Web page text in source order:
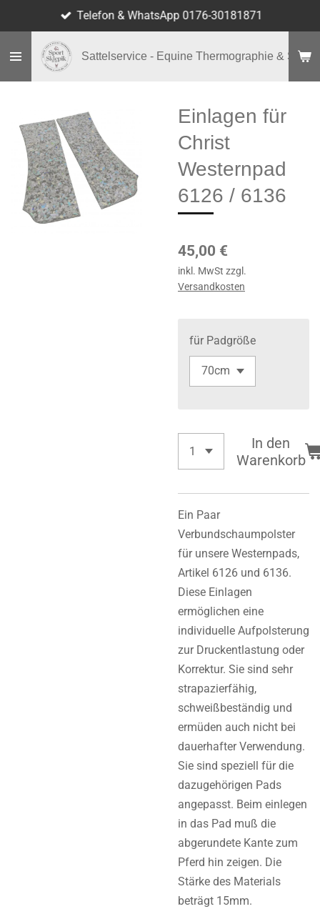
Hauptinhalt
springen
Sattelservice - Equine Thermographie & Shop
Telefon & WhatsApp 0176-30181871
Einlagen für
Christ
Westernpad
6126 / 6136
45,00 €
inkl. MwSt zzgl.
Versandkosten
für Padgröße
In den
Warenkorb
Ein Paar
Verbundschaumpolster
für unsere Westernpads,
Artikel 6126 und 6136.
Diese Einlagen
ermöglichen eine
individuelle Aufpolsterung
zur Druckentlastung oder
Korrektur. Sie sind sehr
strapazierfähig,
schweißbeständig und
ermüden auch nicht bei
dauerhafter Verwendung.
Sie sind speziell für die
dazugehörigen Pads
angepasst. Beim einlegen
in das Pad muß die
abgerundete Kante zum
Pferd hin zeigen. Die
Stärke des Materials
beträgt 15mm.